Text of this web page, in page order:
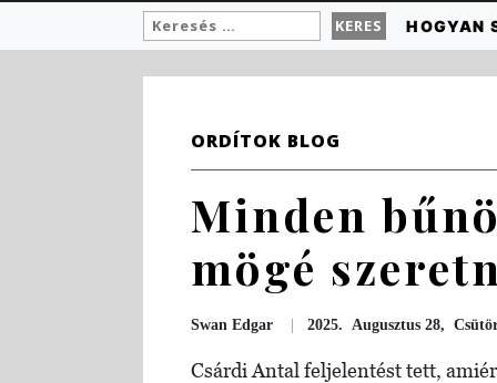
HOGYAN
ORDÍTOK BLOG
Minden
mögé
Swan Edgar |2025. Augusztus 28,
Csárdi Antal feljelentést tett,